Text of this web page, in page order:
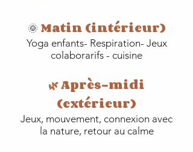
🌞 Matin (intérieur)
Yoga enfants- Respiration- Jeux
colaborarifs - cuisine
🌿 Après-midi
(extérieur)
Jeux, mouvement, connexion avec
la nature, retour au calme